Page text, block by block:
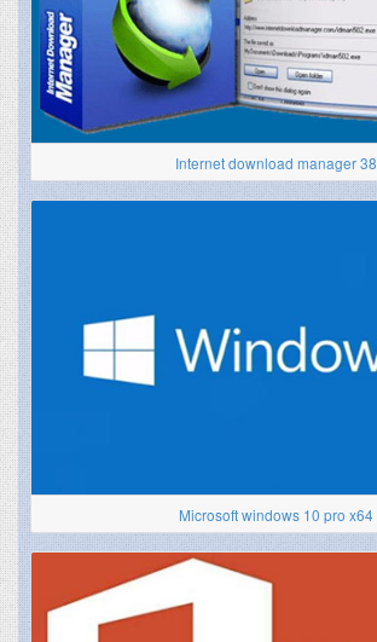
Internet download manager 38
Microsoft windows 10 pro x64